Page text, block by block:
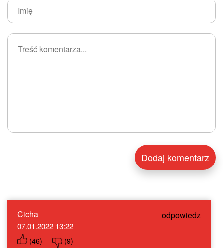
Cicha odpowiedz
07.01.2022 13:22
(46) (9)